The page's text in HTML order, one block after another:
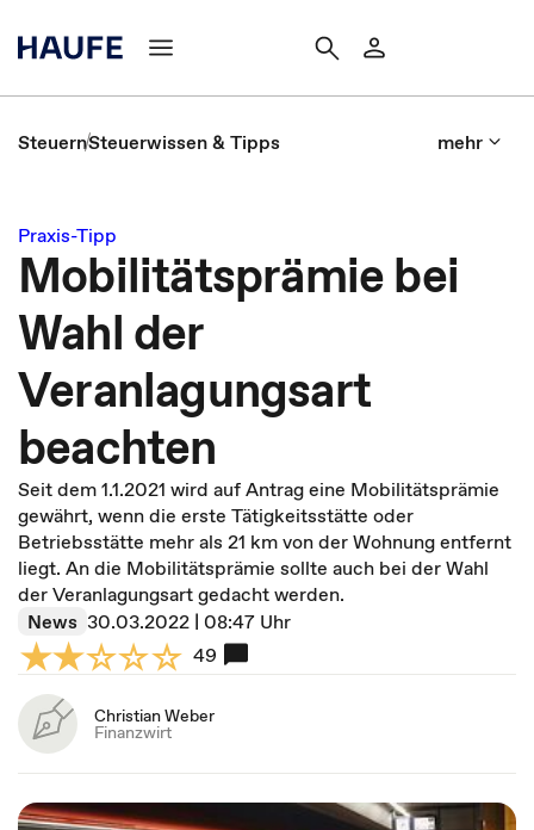
SteuernSteuerwissen & Tipps mehr
Praxis-Tipp
Mobilitätsprämie bei
Wahl der
Veranlagungsart
beachten
Seit dem 1.1.2021 wird auf Antrag eine Mobilitätsprämie
gewährt, wenn die erste Tätigkeitsstätte oder
Betriebsstätte mehr als 21 km von der Wohnung entfernt
liegt. An die Mobilitätsprämie sollte auch bei der Wahl
der Veranlagungsart gedacht werden.
News 30.03.2022 | 08:47 Uhr
49
Christian Weber
Finanzwirt